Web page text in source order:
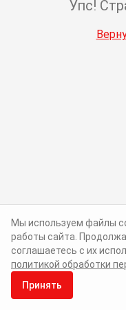
Упс!
Мы используем файлы
работы сайта.
соглашаетесь с их
политикой обработки
Принять